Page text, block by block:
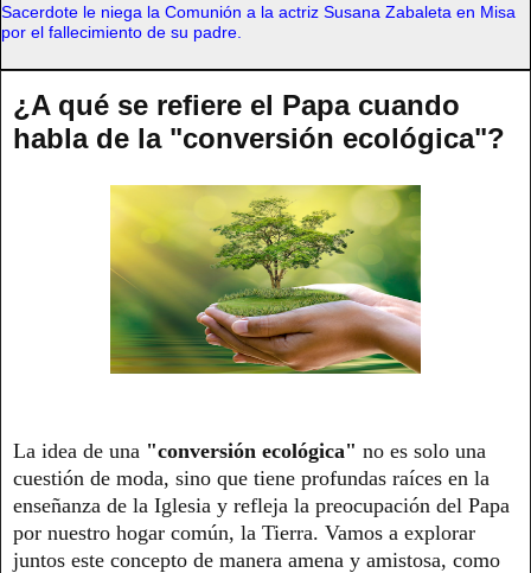
Sacerdote le niega la Comunión a la actriz Susana Zabaleta en Misa
por el fallecimiento de su padre.
¿A qué se refiere el Papa cuando
habla de la "conversión ecológica"?
La idea de una "conversión ecológica" no es solo una
cuestión de moda, sino que tiene profundas raíces en la
enseñanza de la Iglesia y refleja la preocupación del Papa
por nuestro hogar común, la Tierra. Vamos a explorar
juntos este concepto de manera amena y amistosa, como